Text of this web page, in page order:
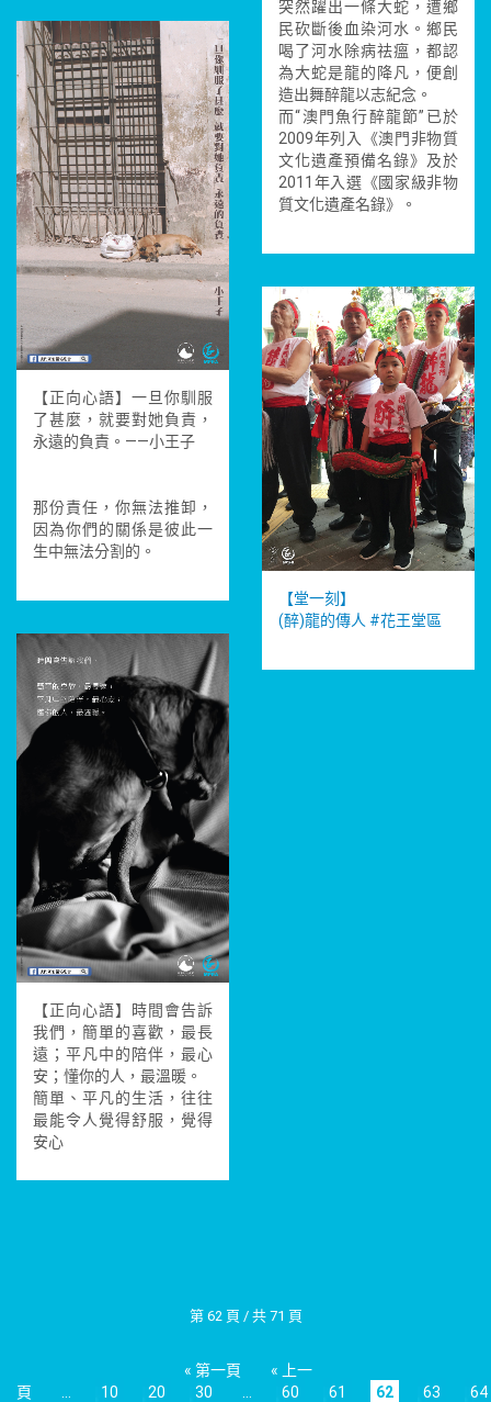
突然躍出一條大蛇，遭鄉
民砍斷後血染河水。鄉民
喝了河水除病祛瘟，都認
為大蛇是龍的降凡，便創
造出舞醉龍以志紀念。
而“澳門魚行醉龍節”已於
2009年列入《澳門非物質
文化遺產預備名錄》及於
2011年入選《國家級非物
質文化遺產名錄》。
【正向心語】一旦你馴服
了甚麼，就要對她負責，
永遠的負責。——小王子
那份責任，你無法推卸，
因為你們的關係是彼此一
生中無法分割的。
【堂一刻】
(醉)龍的傳人 ‪#‎花王堂區‬
【正向心語】時間會告訴
我們，簡單的喜歡，最長
遠；平凡中的陪伴，最心
安；懂你的人，最溫暖。
簡單、平凡的生活，往往
最能令人覺得舒服，覺得
安心
第 62 頁 / 共 71 頁
« 第一頁
« 上一
頁
10 20 30 60 61 62 63
64